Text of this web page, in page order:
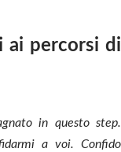
ai percorsi di
in questo step.
a voi. Confido